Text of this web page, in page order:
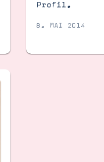
Profil.
8. MAI 2014